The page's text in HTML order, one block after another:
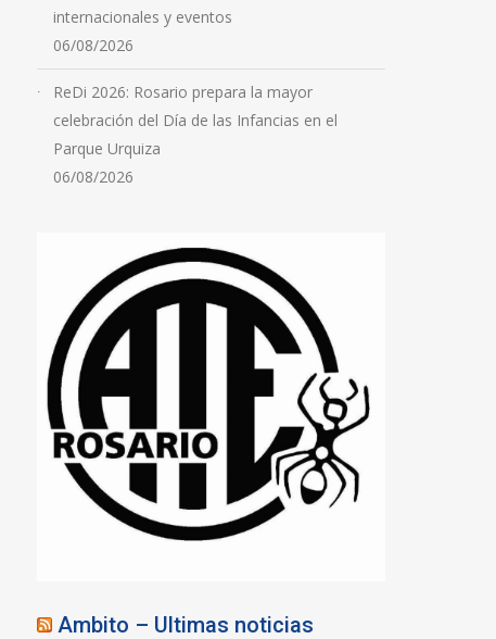
internacionales y eventos
06/08/2026
ReDi 2026: Rosario prepara la mayor
celebración del Día de las Infancias en el
Parque Urquiza
06/08/2026
Ambito – Ultimas noticias